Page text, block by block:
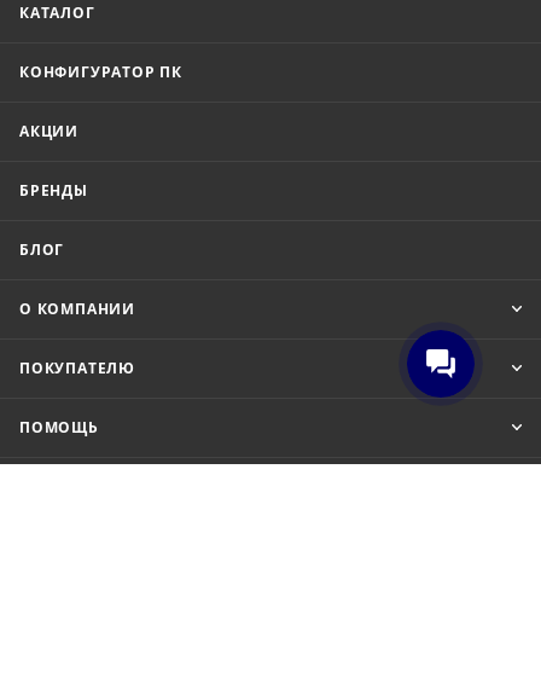
КАТАЛОГ
КОНФИГУРАТОР ПК
АКЦИИ
БРЕНДЫ
БЛОГ
О КОМПАНИИ
ПОКУПАТЕЛЮ
ПОМОЩЬ